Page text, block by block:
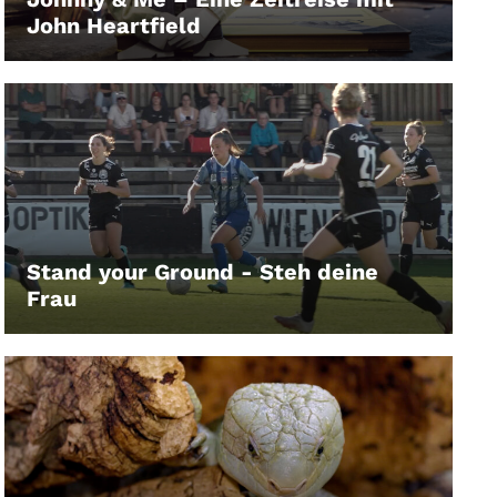
John Heartfield
LEIHEN
Stand your Ground - Steh deine
Frau
LEIHEN